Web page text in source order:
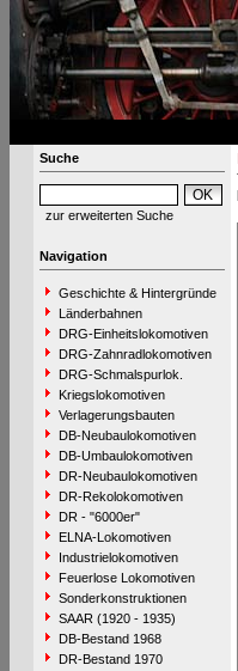
Suche
zur erweiterten Suche
Navigation
Geschichte & Hintergründe
Länderbahnen
DRG-Einheitslokomotiven
DRG-Zahnradlokomotiven
DRG-Schmalspurlok.
Kriegslokomotiven
Verlagerungsbauten
DB-Neubaulokomotiven
DB-Umbaulokomotiven
DR-Neubaulokomotiven
DR-Rekolokomotiven
DR - "6000er"
ELNA-Lokomotiven
Industrielokomotiven
Feuerlose Lokomotiven
Sonderkonstruktionen
SAAR (1920 - 1935)
DB-Bestand 1968
DR-Bestand 1970